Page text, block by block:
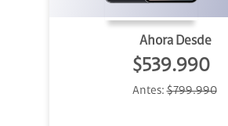
Ahora Desde
$539.990
Antes:$799.990